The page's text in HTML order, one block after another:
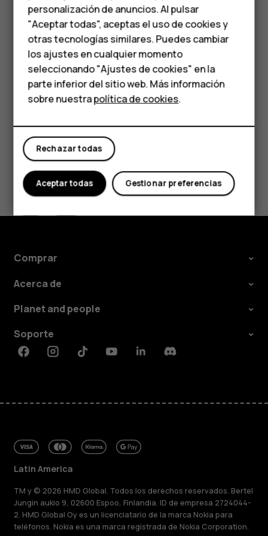
Teléfonos para
personas mayores
HMD Terra M
Comprar
Mi cuenta
Responder un mensaje
Presione Mensajes.
Presione el mensaje que desea responder.
Escriba su respuesta en el cuadro de texto debajo
del mensaje y presionesend.
¿Te ha parecido útil?
Comprar
Acerca de
Planet and people
Soporte
FacebookInstagramTiktokYoutubeLinkedinDiscord
Latin America
TM y © 2026 HMD Global. Todos los derechos reservados. Bertel
Jungin aukio 9, 02600 Espoo, Finlandia. ID de empresa 2724044-
2. HMD Global Oy es un licenciatario de la marca Nokia para
teléfonos. Nokia es una marca registrada de Nokia Corporation.
personalización de anuncios. Al pulsar
"Aceptar todas", aceptas el uso de cookies y
otras tecnologías similares. Puedes cambiar
los ajustes en cualquier momento
seleccionando "Ajustes de cookies" en la
parte inferior del sitio web. Más información
sobre nuestrapolítica de cookies.
Rechazar todas
Gestionar preferencias
Aceptar todas